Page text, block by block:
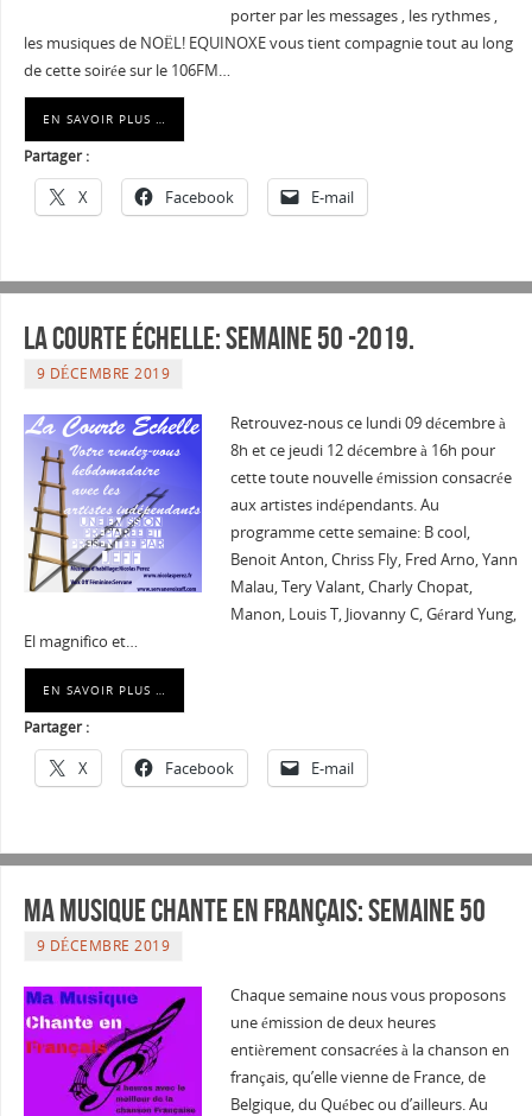
porter par les messages , les rythmes ,
les musiques de NOËL! EQUINOXE vous tient compagnie tout au long
de cette soirée sur le 106FM…
EN SAVOIR PLUS …
Partager :
X Facebook E-mail
La courte échelle: semaine 50 -2019.
9 DÉCEMBRE 2019
Retrouvez-nous ce lundi 09 décembre à
8h et ce jeudi 12 décembre à 16h pour
cette toute nouvelle émission consacrée
aux artistes indépendants. Au
programme cette semaine: B cool,
Benoit Anton, Chriss Fly, Fred Arno, Yann
Malau, Tery Valant, Charly Chopat,
Manon, Louis T, Jiovanny C, Gérard Yung,
El magnifico et…
EN SAVOIR PLUS …
Partager :
X Facebook E-mail
Ma musique chante en Français: semaine 50
9 DÉCEMBRE 2019
Chaque semaine nous vous proposons
une émission de deux heures
entièrement consacrées à la chanson en
français, qu’elle vienne de France, de
Belgique, du Québec ou d’ailleurs. Au